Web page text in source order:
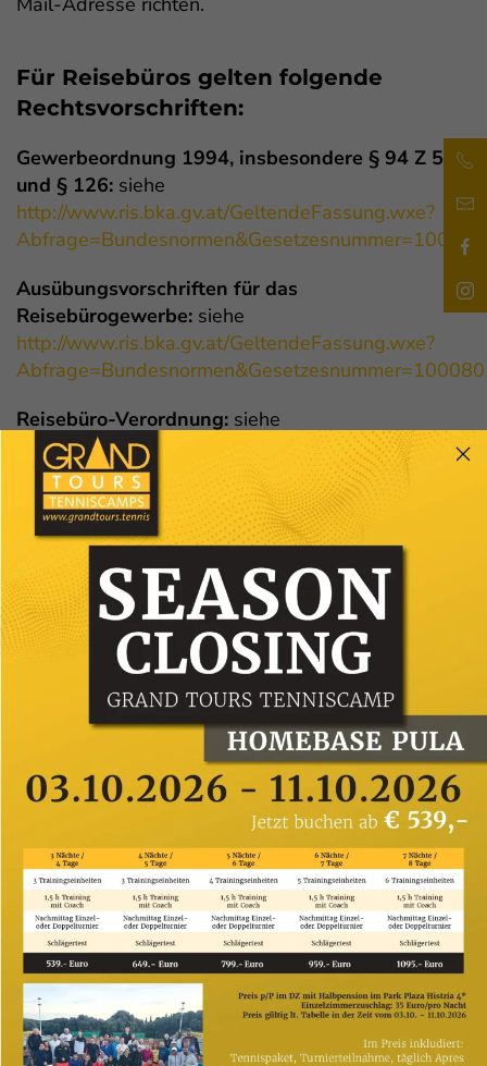
Für Reisebüros gelten folgende
Rechtsvorschriften:
Gewerbeordnung 1994, insbesondere § 94 Z 56
und § 126: siehe
http://www.ris.bka.gv.at/GeltendeFassung.wxe?
Ausübungsvorschriften für das
Reisebürogewerbe: siehe
http://www.ris.bka.gv.at/GeltendeFassung.wxe?
Reisebüro-Verordnung: siehe
http://www.ris.bka.gv.at/GeltendeFassung.wxe?
Reisebürosicherungsverordnung:siehe
http://www.ris.bka.gv.at/GeltendeFassung.wxe?
Konsumentenschutzgesetz, insbesondere §§ 31b
bis 31f:
siehe
http://www.ris.bka.gv.at/GeltendeFassung.wxe?
WIR STEHEN DIR JEDER
ZEIT ZUR VERFÜGUNG.